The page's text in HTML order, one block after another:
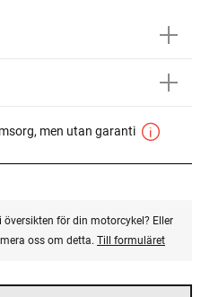
men utan garanti
för din motorcykel? Eller
oss om detta. Till formuläret